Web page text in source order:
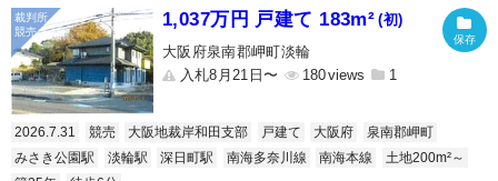
1,037万円 戸建て 183m² (初)
大阪府泉南郡岬町淡輪
入札8月21日〜
180 1
2026.7.31 競売 大阪地裁岸和田支部 戸建て 大阪府
泉南郡岬町
みさき公園駅
淡輪駅 深日町駅 南海多奈川線 南海本線
土地200m²～